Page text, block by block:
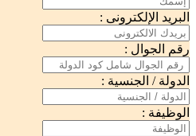
البريد الإلكترونى :
رقم الجوال :
الدولة / الجنسية :
الوظيفة :